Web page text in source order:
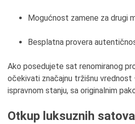
Mogućnost zamene za drugi
Besplatna provera
Ako posedujete sat renomiranog
očekivati značajnu tržišnu vrednost
ispravnom stanju, sa originalnim
Otkup luksuznih satova